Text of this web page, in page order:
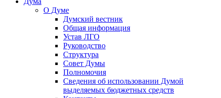
О Думе
Думский вестник
Общая информация
Устав ЛГО
Руководство
Структура
Совет Думы
Полномочия
Сведения об использовании Думой
выделяемых бюджетных средств